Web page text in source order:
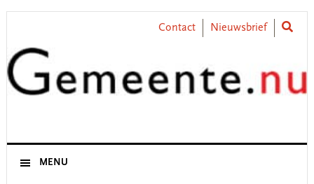
Skip
primary
navigation
Skip
content
Skip
primary
sidebar
Skip
footer
Contact Nieuwsbrief
MENU